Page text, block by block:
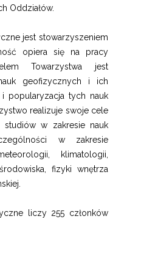
Oddziałów.
jest stowarzyszeniem
opiera się na pracy
Towarzystwa jest
geofizycznych i ich
popularyzacja tych nauk
realizuje swoje cele
w zakresie nauk
w zakresie
klimatologii,
fizyki wnętrza
liczy 255 członków